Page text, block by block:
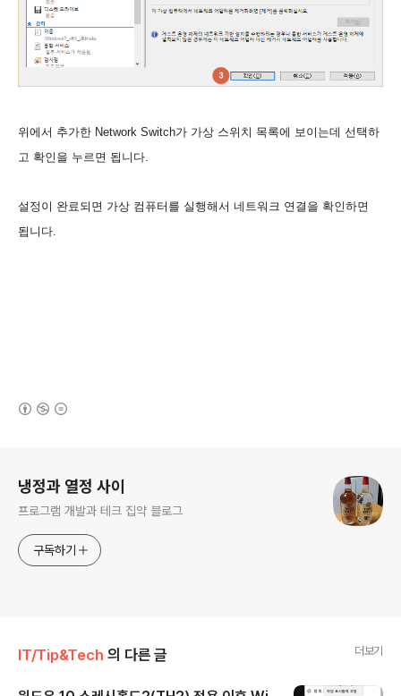
위에서 추가한 Network Switch가 가상 스위치 목록에 보이는데 선택하
고 확인을 누르면 됩니다.
설정이 완료되면 가상 컴퓨터를 실행해서 네트워크 연결을 확인하면
됩니다.
냉정과 열정 사이
프로그램 개발과 테크 집약 블로그
구독하기
IT/Tip&Tech 의 다른 글 더보기